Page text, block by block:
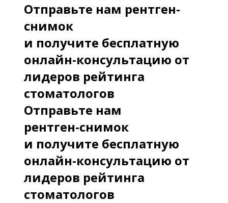
Отправьте нам рентген-
снимок
и получите бесплатную
онлайн-консультацию от
лидеров рейтинга
стоматологов
Отправьте нам
рентген-снимок
и получите бесплатную
онлайн-консультацию от
лидеров рейтинга
стоматологов